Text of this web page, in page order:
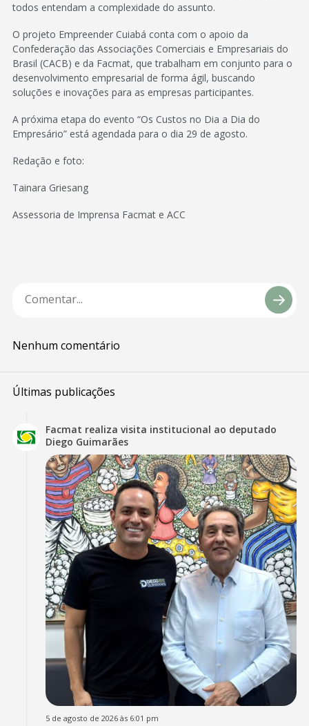
todos entendam a complexidade do assunto.
O projeto Empreender Cuiabá conta com o apoio da
Confederação das Associações Comerciais e Empresariais do
Brasil (CACB) e da Facmat, que trabalham em conjunto para o
desenvolvimento empresarial de forma ágil, buscando
soluções e inovações para as empresas participantes.
A próxima etapa do evento “Os Custos no Dia a Dia do
Empresário” está agendada para o dia 29 de agosto.
Redação e foto:
Tainara Griesang
Assessoria de Imprensa Facmat e ACC
Nenhum comentário
Últimas publicações
Facmat realiza visita institucional ao deputado
Diego Guimarães
5 de agosto de 2026 às 6:01 pm